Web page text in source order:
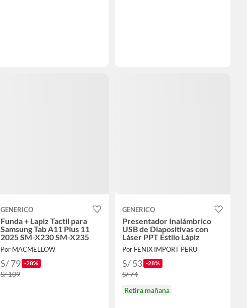
GENERICO
Funda + Lapiz Tactil para
Samsung Tab A11 Plus 11
2025 SM-X230 SM-X235
Por MACMELLOW
S/ 79 -28%
S/ 109
GENERICO
Presentador Inalámbrico
USB de Diapositivas con
Láser PPT Estilo Lápiz
Por FENIX IMPORT PERU
S/ 53 -28%
S/ 74
Retira mañana